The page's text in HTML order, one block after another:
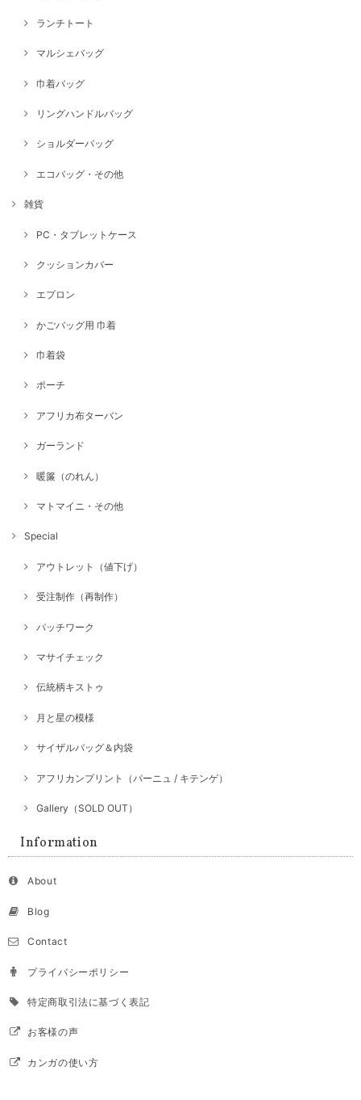
ランチトート
マルシェバッグ
巾着バッグ
リングハンドルバッグ
ショルダーバッグ
エコバッグ・その他
雑貨
PC・タブレットケース
クッションカバー
エプロン
かごバッグ用 巾着
巾着袋
ポーチ
アフリカ布ターバン
ガーランド
暖簾（のれん）
マトマイニ・その他
Special
アウトレット（値下げ）
受注制作（再制作）
パッチワーク
マサイチェック
伝統柄キストゥ
月と星の模様
サイザルバッグ＆内袋
アフリカンプリント（パーニュ / キテンゲ）
Gallery（SOLD OUT）
Information
About
Blog
Contact
プライバシーポリシー
特定商取引法に基づく表記
お客様の声
カンガの使い方